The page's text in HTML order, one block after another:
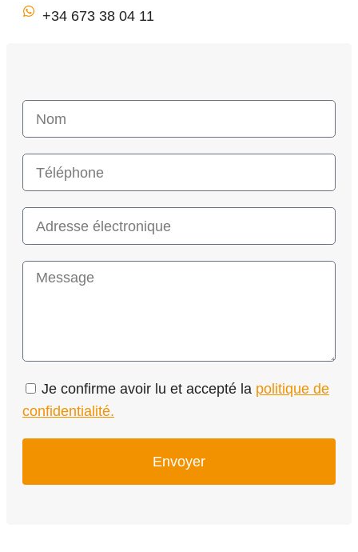
+34 673 38 04 11
Je confirme avoir lu et accepté la politique de
confidentialité.
Envoyer